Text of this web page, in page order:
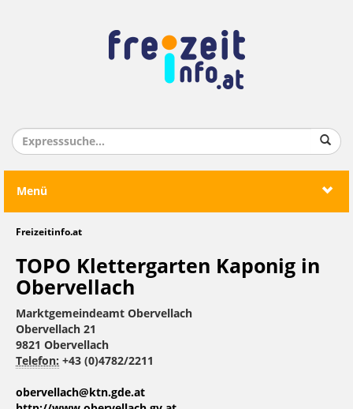
Menü
Freizeitinfo.at
TOPO Klettergarten Kaponig in
Obervellach
Marktgemeindeamt Obervellach
Obervellach 21
9821 Obervellach
Telefon: +43 (0)4782/2211
obervellach@ktn.gde.at